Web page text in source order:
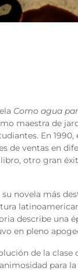
Como agua
maestra de
En
de ventas en
otro gran
novela más
describe una
en pleno
de la
para